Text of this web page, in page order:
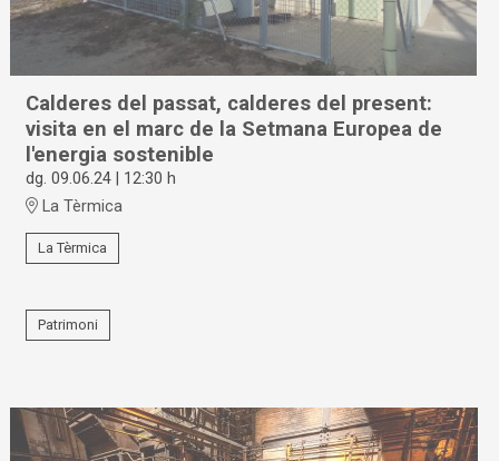
Calderes del passat, calderes del present:
visita en el marc de la Setmana Europea de
l'energia sostenible
dg. 09.06.24 | 12:30 h
La Tèrmica
La Tèrmica
Patrimoni